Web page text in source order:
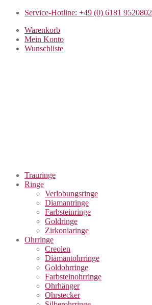
Service-Hotline: +49 (0) 6181 9520802
Warenkorb
Mein Konto
Wunschliste
Trauringe
Ringe
Verlobungsringe
Diamantringe
Farbsteinringe
Goldringe
Zirkoniaringe
Ohrringe
Creolen
Diamantohrringe
Goldohrringe
Farbsteinohrringe
Ohrhänger
Ohrstecker